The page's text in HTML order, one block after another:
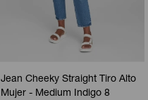
Jean Cheeky Straight Tiro Alto
Mujer - Medium Indigo 8